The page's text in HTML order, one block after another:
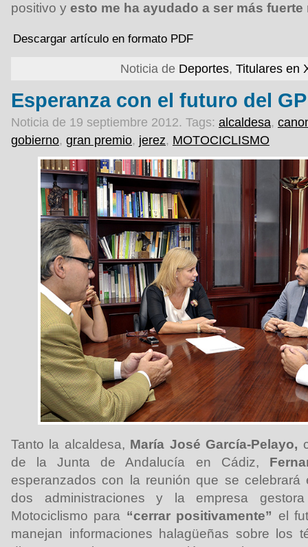
positivo y esto me ha ayudado a ser más fuerte
Descargar artículo en formato PDF
Noticia de Deportes, Titulares en
Esperanza con el futuro del
Noticia de 19 septiembre 2012. Tags: alcaldesa,
gobierno, gran premio, jerez, MOTOCICLISMO
Tanto la alcaldesa, María José García-Pelayo,
de la Junta de Andalucía en Cádiz,
esperanzados con la reunión que se celebrará
dos administraciones y la empresa
Motociclismo para “cerrar positivamente” el
manejan informaciones halagüeñas sobre los